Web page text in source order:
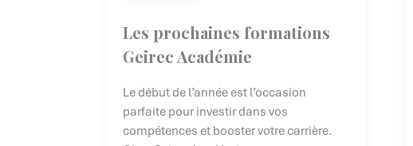
Les prochaines formations
Geirec Académie
Le début de l’année est l’occasion
parfaite pour investir dans vos
compétences et booster votre carrière.